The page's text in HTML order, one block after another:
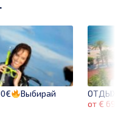
от €
Выбирай